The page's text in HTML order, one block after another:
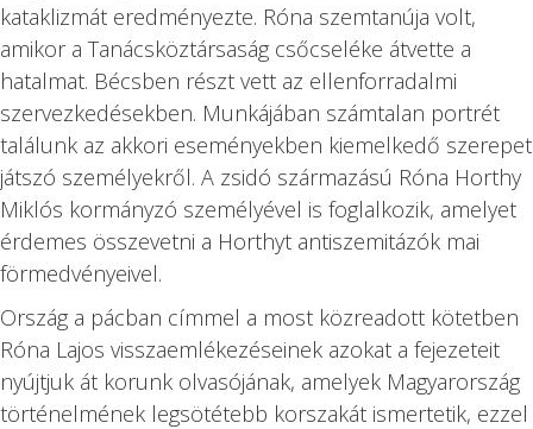
kataklizmát eredményezte. Róna szemtanúja volt,
amikor a Tanácsköztársaság csőcseléke átvette a
hatalmat. Bécsben részt vett az ellenforradalmi
szervezkedésekben. Munkájában számtalan portrét
találunk az akkori eseményekben kiemelkedő szerepet
játszó személyekről. A zsidó származású Róna Horthy
Miklós kormányzó személyével is foglalkozik, amelyet
érdemes összevetni a Horthyt antiszemitázók mai
förmedvényeivel.
Ország a pácban címmel a most közreadott kötetben
Róna Lajos visszaemlékezéseinek azokat a fejezeteit
nyújtjuk át korunk olvasójának, amelyek Magyarország
történelmének legsötétebb korszakát ismertetik, ezzel